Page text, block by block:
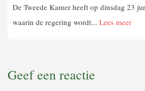
De Tweede Kamer heeft op dinsdag 23
waarin de regering wordt... Lees meer
Geef een reactie